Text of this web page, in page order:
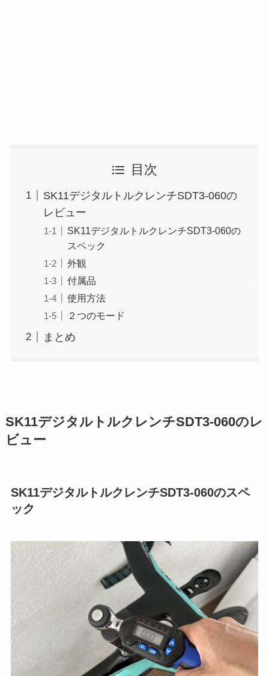
目次
SK11デジタルトルクレンチSDT3-060の
レビュー
SK11デジタルトルクレンチSDT3-060の
スペック
外観
付属品
使用方法
２つのモード
まとめ
SK11デジタルトルクレンチSDT3-060のレ
ビュー
SK11デジタルトルクレンチSDT3-060のスペ
ック